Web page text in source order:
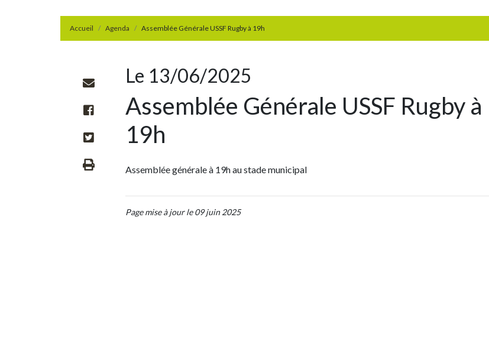
Accueil Agenda Assemblée Générale USSF Rugby à 19h
Le 13/06/2025
Assemblée Générale USSF Rugby à
19h
Assemblée générale à 19h au stade municipal
Page mise à jour le 09 juin 2025